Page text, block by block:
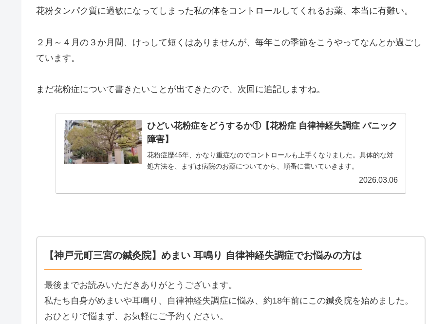
花粉タンパク質に過敏になってしまった私の体をコントロールしてくれるお薬、本当に有難い。
２月～４月の３か月間、けっして短くはありませんが、毎年この季節をこうやってなんとか過ごし
ています。
まだ花粉症について書きたいことが出てきたので、次回に追記しますね。
ひどい花粉症をどうするか①【花粉症 自律神経失調症 パニック
障害】
花粉症歴45年、かなり重症なのでコントロールも上手くなりました。具体的な対
処方法を、まずは病院のお薬についてから、順番に書いていきます。
2026.03.06
【神戸元町三宮の鍼灸院】めまい 耳鳴り 自律神経失調症でお悩みの方は
最後までお読みいただきありがとうございます。
私たち自身がめまいや耳鳴り、自律神経失調症に悩み、約18年前にこの鍼灸院を始めました。
おひとりで悩まず、お気軽にご予約ください。